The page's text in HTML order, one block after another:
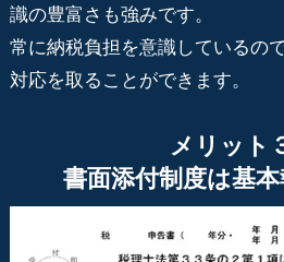
識の豊富さも強みです。
常に納税負担を意識しているの
対応を取ることができます。
メリット
書面添付制度は基